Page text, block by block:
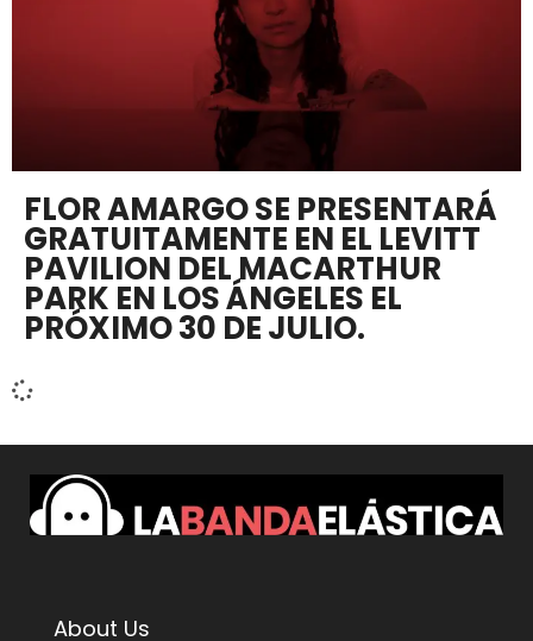
FLOR AMARGO SE PRESENTARÁ
GRATUITAMENTE EN EL LEVITT
PAVILION DEL MACARTHUR
PARK EN LOS ÁNGELES EL
PRÓXIMO 30 DE JULIO.
About Us